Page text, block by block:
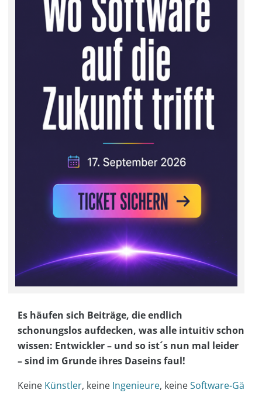
Es häufen sich Beiträge, die endlich
schonungslos aufdecken, was alle intuitiv schon
wissen: Entwickler – und so ist´s nun mal leider
– sind im Grunde ihres Daseins faul!
Keine Künstler, keine Ingenieure, keineSoftware-Gä